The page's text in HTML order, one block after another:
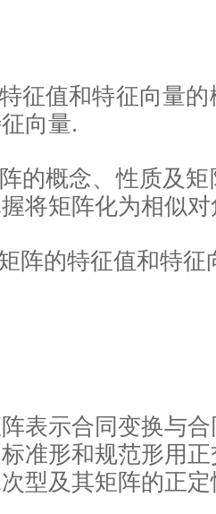
值和特征向量的
向量.
概念、性质及矩
将矩阵化为相似
的特征值和特征
示合同变换与合
准形和规范形用
型及其矩阵的正定